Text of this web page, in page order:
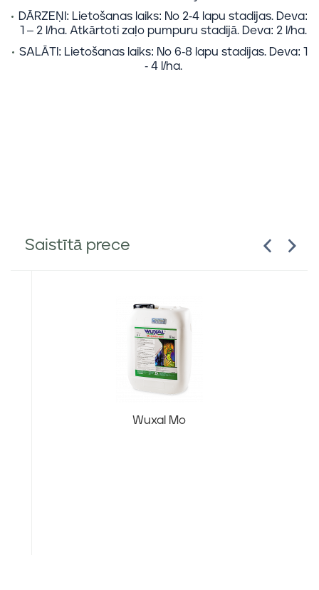
DĀRZEŅI: Lietošanas laiks: No 2-4 lapu stadijas. Deva:
1 – 2 l/ha. Atkārtoti zaļo pumpuru stadijā. Deva: 2 l/ha.
SALĀTI: Lietošanas laiks: No 6-8 lapu stadijas. Deva: 1
- 4 l/ha.
Saistītā prece
Wuxal Mo